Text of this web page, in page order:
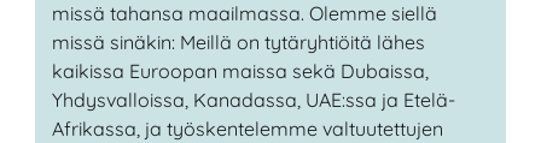
missä tahansa maailmassa. Olemme siellä
missä sinäkin: Meillä on tytäryhtiöitä lähes
kaikissa Euroopan maissa sekä Dubaissa,
Yhdysvalloissa, Kanadassa, UAE:ssa ja Etelä-
Afrikassa, ja työskentelemme valtuutettujen